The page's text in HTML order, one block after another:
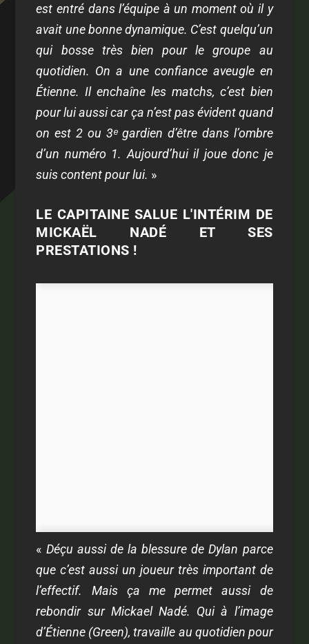
est entré dans l’équipe à un moment où il y
avait une bonne dynamique. C’est quelqu’un
qui bosse très bien pour le groupe au
quotidien. On a une confiance aveugle en
Étienne. Il enchaîne les matchs, c’est bien
pour lui aussi car ça n’est pas évident quand
on est 2 ou 3ᵉ gardien d’être dans l’ombre
d’un numéro 1. Aujourd’hui il joue donc je
suis content pour lui. »
LE CAPITAINE SALUE L'INTÉRIM DE
MICKAËL NADÉ ET SES
PRESTATIONS !
« Déçu aussi de la blessure de Dylan parce
que c’est aussi un joueur très important de
l’effectif. Mais ça me permet aussi de
rebondir sur Mickael Nadé. Qui à l’image
d’Étienne (Green), travaille au quotidien pour